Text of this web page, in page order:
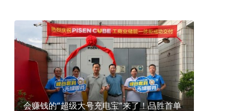
会赚钱的“超级大号充电宝”来了！品胜首单